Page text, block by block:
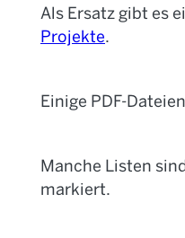
Als Ersatz gibt es
Projekte.
Einige PDF-
Manche Listen
markiert.